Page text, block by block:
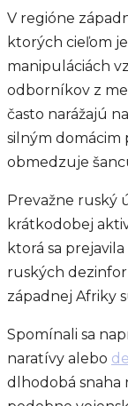
V regióne
ktorých cieľom
manipuláciách
odborníkov z
často narážajú
silným domácim
obmedzuje
Prevažne ruský
krátkodobej
ktorá sa
ruských
západnej Afriky
Spomínali sa
naratívy alebo
dlhodobá snaha